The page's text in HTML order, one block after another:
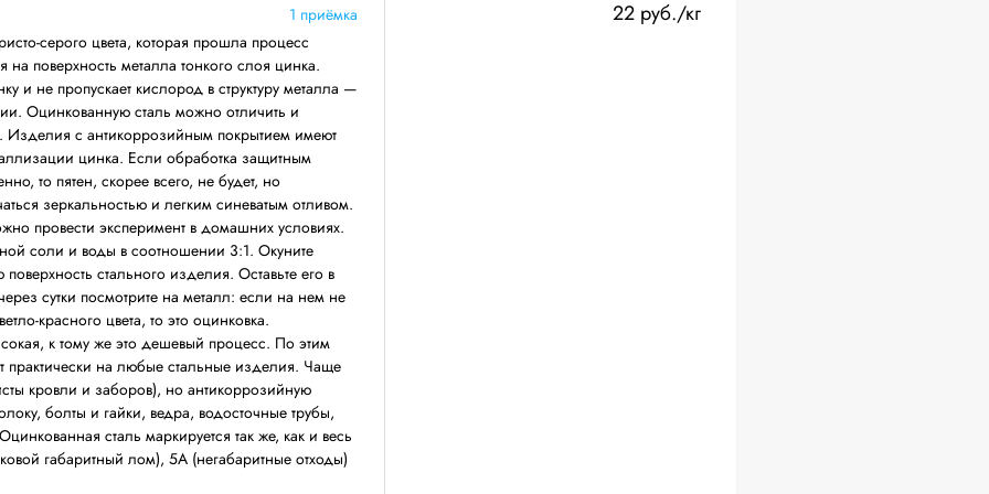
1 приёмка
серого цвета, которая прошла процесс
на поверхность металла тонкого слоя цинка.
и не пропускает кислород в структуру металла —
Оцинкованную сталь можно отличить и
Изделия с антикоррозийным покрытием имеют
цинка. Если обработка защитным
то пятен, скорее всего, не будет, но
зеркальностью и легким синеватым отливом.
провести эксперимент в домашних условиях.
соли и воды в соотношении 3:1. Окуните
поверхность стального изделия. Оставьте его в
сутки посмотрите на металл: если на нем не
красного цвета, то это оцинковка.
к тому же это дешевый процесс. По этим
практически на любые стальные изделия. Чаще
кровли и заборов), но антикоррозийную
болты и гайки, ведра, водосточные трубы,
сталь маркируется так же, как и весь
габаритный лом), 5А (негабаритные отходы)
22 руб./кг